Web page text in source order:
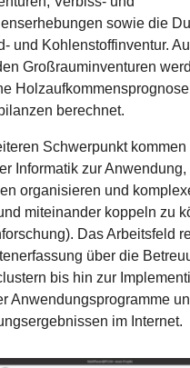
sowie die
und Kohlenstoffinventur.
Großrauminventuren
berechnet.
Schwerpunkt
Informatik zur
organisieren und
miteinander koppeln zu
Das Arbeitsfeld
über die
bis hin zur
Anwendungsprogramme
im Internet.